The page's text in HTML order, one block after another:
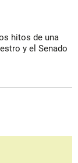
hitos de una
y el Senado